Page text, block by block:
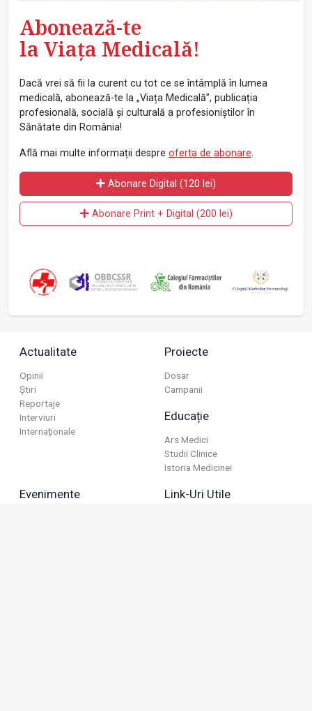
Abonează-te
la Viața Medicală!
Dacă vrei să fii la curent cu tot ce se întâmplă în lumea
medicală, abonează-te la „Viața Medicală”, publicația
profesională, socială și culturală a profesioniștilor în
Sănătate din România!
Află mai multe informații despre oferta de abonare.
Abonare Digital (120 lei)
Abonare Print + Digital (200 lei)
Actualitate
Opinii
Știri
Reportaje
Interviuri
Internaționale
Proiecte
Dosar
Campanii
Educație
Ars Medici
Studii Clinice
Istoria Medicinei
Evenimente Link-Uri Utile